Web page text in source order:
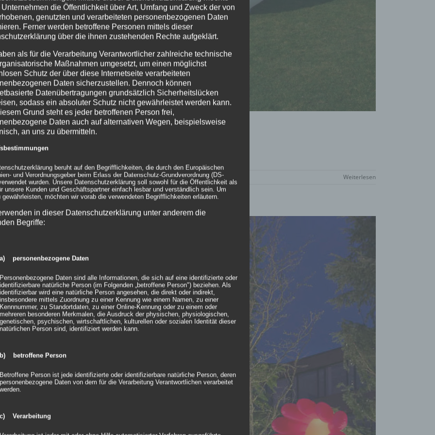
2010
erweitert. [...]
,Leuchtobjekte | 0 Kommentare Weiterlesen
Unternehmen die Öffentlichkeit über Art, Umfang und Zweck der von
genutzten und verarbeiteten personenbezogenen Daten
Ferner werden betroffene Personen mittels dieser
über die ihnen zustehenden Rechte aufgeklärt.
als für die Verarbeitung Verantwortlicher zahlreiche technische
Maßnahmen umgesetzt, um einen möglichst
Schutz der über diese Internetseite verarbeiteten
Daten sicherzustellen. Dennoch können
Datenübertragungen grundsätzlich Sicherheitslücken
sodass ein absoluter Schutz nicht gewährleistet werden kann.
Grund steht es jeder betroffenen Person frei,
Daten auch auf alternativen Wegen, beispielsweise
an uns zu übermitteln.
beruht auf den Begrifflichkeiten, die durch den Europäischen
und Verordnungsgeber beim Erlass der Datenschutz-Grundverordnung (DS-
wurden. Unsere Datenschutzerklärung soll sowohl für die Öffentlichkeit als
unsere Kunden und Geschäftspartner einfach lesbar und verständlich sein. Um
gewährleisten, möchten wir vorab die verwendeten Begrifflichkeiten erläutern.
in dieser Datenschutzerklärung unter anderem die
Begriffe:
a) personenbezogene Daten
Personenbezogene Daten sind alle Informationen, die sich auf eine identifizierte oder
identifizierbare natürliche Person (im Folgenden „betroffene Person") beziehen. Als
identifizierbar wird eine natürliche Person angesehen, die direkt oder indirekt,
insbesondere mittels Zuordnung zu einer Kennung wie einem Namen, zu einer
Kennnummer, zu Standortdaten, zu einer Online-Kennung oder zu einem oder
mehreren besonderen Merkmalen, die Ausdruck der physischen, physiologischen,
genetischen, psychischen, wirtschaftlichen, kulturellen oder sozialen Identität dieser
natürlichen Person sind, identifiziert werden kann.
b) betroffene Person
Betroffene Person ist jede identifizierte oder identifizierbare natürliche Person, deren
personenbezogene Daten von dem für die Verarbeitung Verantwortlichen verarbeitet
werden.
c) Verarbeitung